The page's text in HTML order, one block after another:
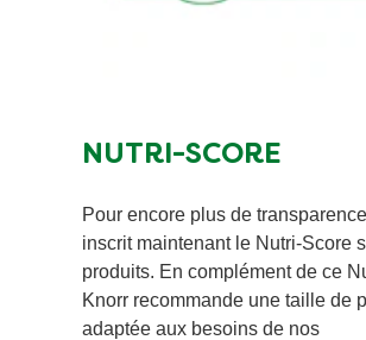
NUTRI-SCORE ​
Pour encore plus de
inscrit maintenant le Nutri-Score
produits. En complément de ce
Knorr recommande une taille de
adaptée aux besoins de nos